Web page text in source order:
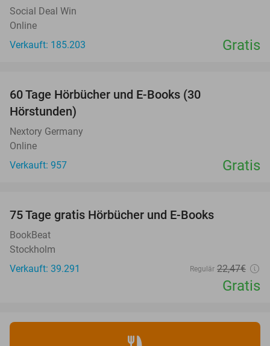
Social Deal Win
Online
Verkauft: 185.203
Gratis
60 Tage Hörbücher und E-Books (30
Hörstunden)
Nextory Germany
Online
Verkauft: 957
Gratis
75 Tage gratis Hörbücher und E-Books
BookBeat
Stockholm
Verkauft: 39.291
Regulär 22,47€
Gratis